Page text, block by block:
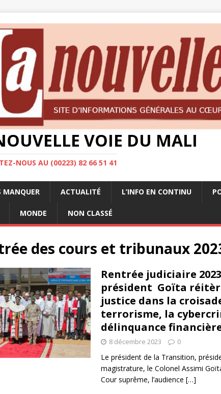
VOIE DU MALI
NOUS AU (00223) 82 66 51 41
MANQUER ACTUALITÉ L’INFO EN CONTINU
MONDE NON CLASSÉ
des cours et tribunaux
Rentrée judiciaire
président Goïta
justice dans la
terrorisme, la
délinquance
8 décembre 2023 0
Le président de la Transition,
magistrature, le Colonel Assimi
Cour suprême, l’audience […]